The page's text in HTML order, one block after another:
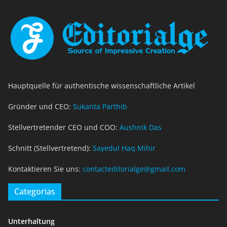
Hauptquelle für authentische wissenschaftliche Artikel
Gründer und CEO: Sukanta Parthib
Stellvertretender CEO und COO: Aushnik Das
Schnitt (Stellvertretend): Sayedul Haq Mihir
Kontaktieren Sie uns: contacteditorialge@gmail.com
Categorias
Unterhaltung